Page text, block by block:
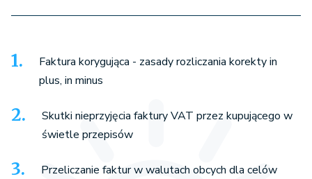
Faktura korygująca - zasady rozliczania korekty in
plus, in minus
Skutki nieprzyjęcia faktury VAT przez kupującego w
świetle przepisów
Przeliczanie faktur w walutach obcych dla celów